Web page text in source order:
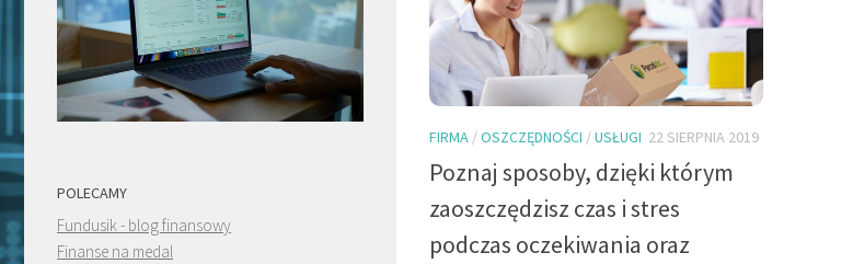
FIRMA /OSZCZĘDNOŚCI /USŁUGI 22 SIERPNIA 2019
Poznaj sposoby, dzięki którym
zaoszczędzisz czas i stres
podczas oczekiwania oraz
POLECAMY
Fundusik - blog finansowy
Finanse na medal